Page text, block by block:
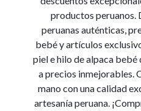
productos peruanos.
peruanas auténticas,
bebé y artículos
piel e hilo de alpaca
a precios inmejorables.
mano con una calidad
artesanía peruana.